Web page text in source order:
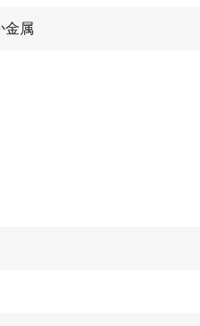
金属